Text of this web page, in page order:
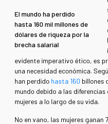
El mundo ha perdido
hasta 160 mil millones de
dólares de riqueza por la
brecha salarial
evidente imperativo ético, es
una necesidad económica.
han perdido hasta 160 billones
mundo debido a las
mujeres a lo largo de su vida.
No en vano, las mujeres